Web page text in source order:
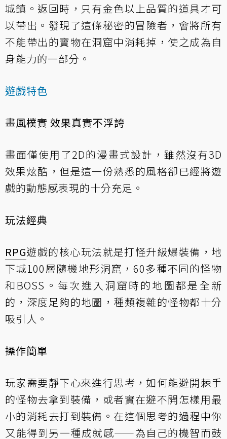
城鎮。返回時，只有金色以上品質的道具才可
以帶出。發現了這條秘密的冒險者，會將所有
不能帶出的寶物在洞窟中消耗掉，使之成為自
身能力的一部分。
遊戲特色
畫風樸實 效果真實不浮誇
畫面僅使用了2D的漫畫式設計，雖然沒有3D
效果炫酷，但是這一份熟悉的風格卻已經將遊
戲的動態感表現的十分充足。
玩法經典
RPG遊戲的核心玩法就是打怪升級爆裝備，地
下城100層隨機地形洞窟，60多種不同的怪物
和BOSS。每次進入洞窟時的地圖都是全新
的，深度足夠的地圖，種類複雜的怪物都十分
吸引人。
操作簡單
玩家需要靜下心來進行思考，如何能避開棘手
的怪物去拿到裝備，或者實在避不開怎樣用最
小的消耗去打到裝備。在這個思考的過程中你
又能得到另一種成就感——為自己的機智而鼓